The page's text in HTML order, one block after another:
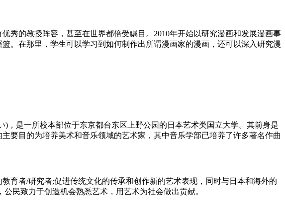
秀的教授阵容，甚至在世界都倍受瞩目。2010年开始以研究漫画和发展漫画事
。在那里，学生可以学习到如何制作出所谓漫画家的漫画，还可以深入研究漫
)，是一所校本部位于东京都台东区上野公园的日本艺术类国立大学。其前身是
要目的为培养美术和音乐领域的艺术家，其中音乐学部已培养了许多著名作曲
育者/研究者;促进传统文化的传承和创作新的艺术表现，同时与日本和海外的
民致力于创造机会熟悉艺术，用艺术为社会做出贡献。